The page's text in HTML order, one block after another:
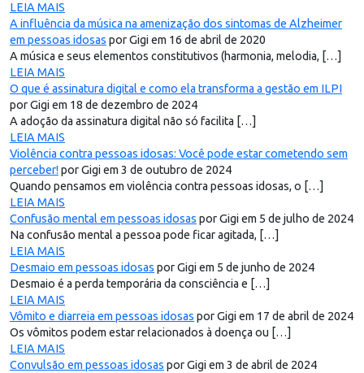
LEIA MAIS
A influência da música na amenização dos sintomas de Alzheimer
em pessoas idosas por Gigi em 16 de abril de 2020
A música e seus elementos constitutivos (harmonia, melodia, […]
LEIA MAIS
O que é assinatura digital e como ela transforma a gestão em ILPI
por Gigi em 18 de dezembro de 2024
A adoção da assinatura digital não só facilita […]
LEIA MAIS
Violência contra pessoas idosas: Você pode estar cometendo sem
perceber! por Gigi em 3 de outubro de 2024
Quando pensamos em violência contra pessoas idosas, o […]
LEIA MAIS
Confusão mental em pessoas idosas por Gigi em 5 de julho de 2024
Na confusão mental a pessoa pode ficar agitada, […]
LEIA MAIS
Desmaio em pessoas idosas por Gigi em 5 de junho de 2024
Desmaio é a perda temporária da consciência e […]
LEIA MAIS
Vômito e diarreia em pessoas idosas por Gigi em 17 de abril de 2024
Os vômitos podem estar relacionados à doença ou […]
LEIA MAIS
Convulsão em pessoas idosas por Gigi em 3 de abril de 2024